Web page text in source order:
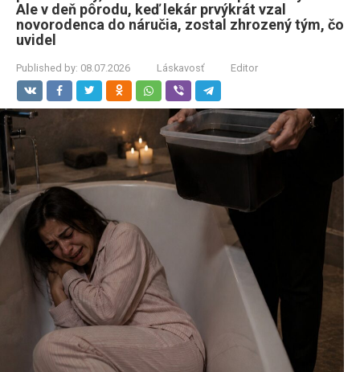
Ale v deň pôrodu, keď lekár prvýkrát vzal
novorodenca do náručia, zostal zhrozený tým, čo
uvidel
Published by: 08.07.2026 Láskavosť Editor